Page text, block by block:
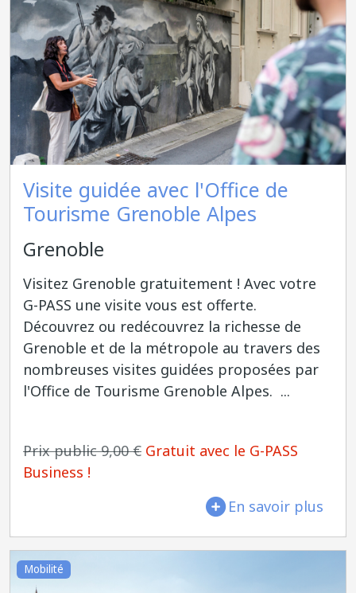
Visite guidée avec l'Office de
Tourisme Grenoble Alpes
Grenoble
Visitez Grenoble gratuitement ! Avec votre
G-PASS une visite vous est offerte.
Découvrez ou redécouvrez la richesse de
Grenoble et de la métropole au travers des
nombreuses visites guidées proposées par
l'Office de Tourisme Grenoble Alpes. ...
Prix public 9,00 € Gratuit avec le G-PASS
Business !
En savoir plus
Mobilité